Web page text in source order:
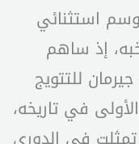
استثنائي
إذ ساهم
للتتويج
في تاريخه،